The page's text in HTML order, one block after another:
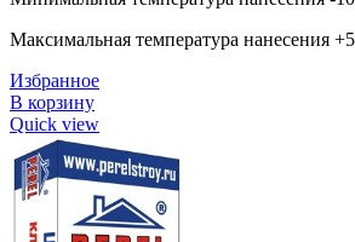
Максимальная температура нанесения
Избранное
В корзину
Quick view